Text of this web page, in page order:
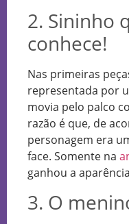
2. Sininho
conhece!
Nas primeiras
representada por
movia pelo palco
razão é que, de
personagem era
face. Somente na
ganhou a
3. O